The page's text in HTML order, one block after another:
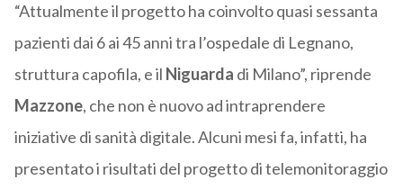
“Attualmente il progetto ha coinvolto quasi sessanta
pazienti dai 6 ai 45 anni tra l’ospedale di Legnano,
struttura capofila, e il Niguarda di Milano”, riprende
Mazzone, che non è nuovo ad intraprendere
iniziative di sanità digitale. Alcuni mesi fa, infatti, ha
presentato i risultati del progetto di telemonitoraggio